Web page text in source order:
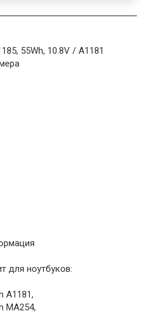
55Wh, 10.8V / A1181
для ноутбуков:
A1181,
MA254,